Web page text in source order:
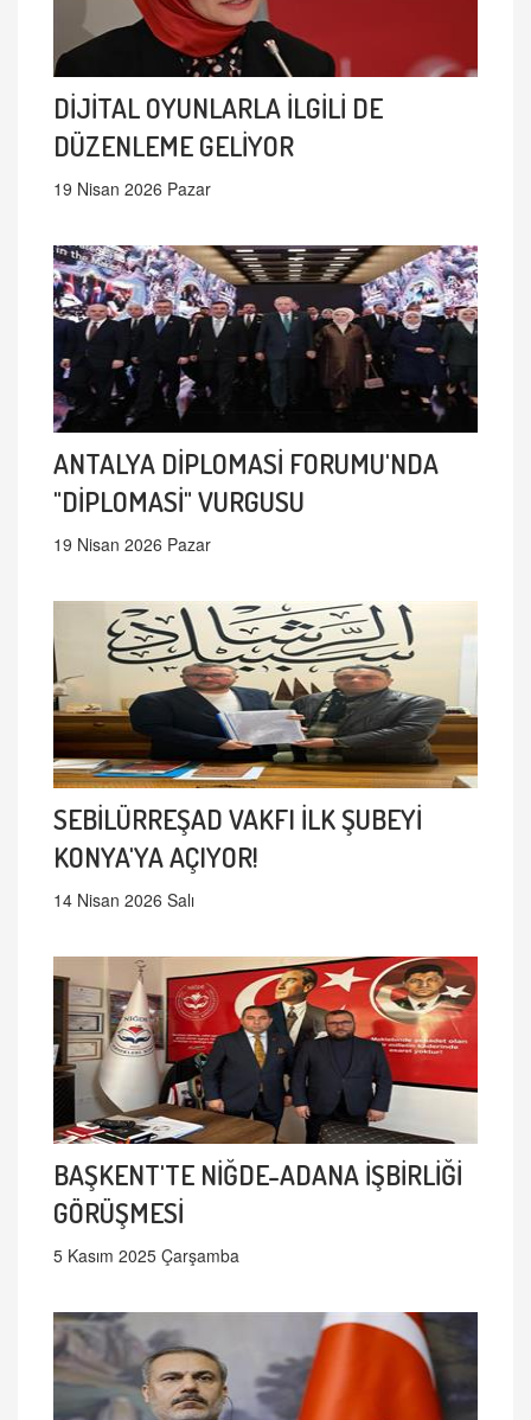
DİJİTAL OYUNLARLA İLGİLİ DE
DÜZENLEME GELİYOR
19 Nisan 2026 Pazar
ANTALYA DİPLOMASİ FORUMU'NDA
"DİPLOMASİ" VURGUSU
19 Nisan 2026 Pazar
SEBİLÜRREŞAD VAKFI İLK ŞUBEYİ
KONYA'YA AÇIYOR!
14 Nisan 2026 Salı
BAŞKENT'TE NİĞDE-ADANA İŞBİRLİĞİ
GÖRÜŞMESİ
5 Kasım 2025 Çarşamba